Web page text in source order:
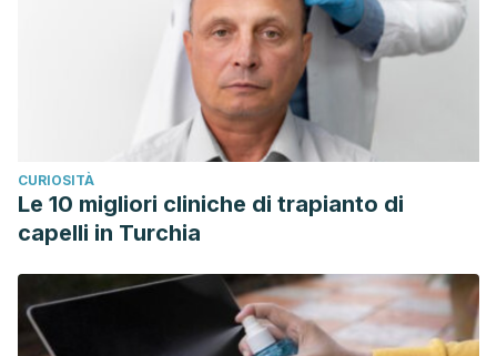
CURIOSITÀ
Le 10 migliori cliniche di trapianto di
capelli in Turchia